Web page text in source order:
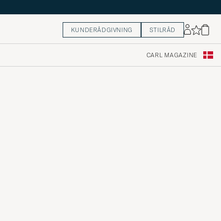
KUNDERÅDGIVNING STILRÅD
CARL MAGAZINE